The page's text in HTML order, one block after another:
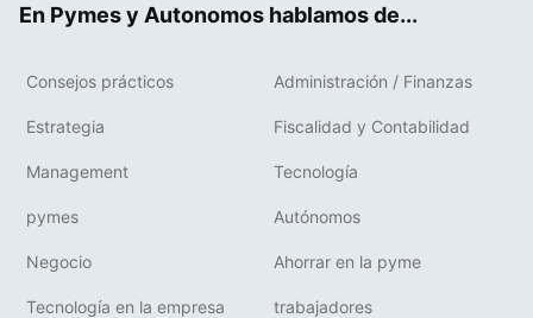
En Pymes y Autonomos hablamos de...
Consejos prácticos Administración / Finanzas
Estrategia Fiscalidad y Contabilidad
Management Tecnología
pymes Autónomos
Negocio Ahorrar en la pyme
Tecnología en la empresa trabajadores